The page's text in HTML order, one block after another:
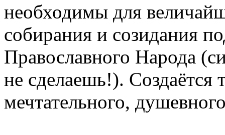
необходимы для
собирания и созидания
Православного Народа
не сделаешь!). Создаётся
мечтательного,